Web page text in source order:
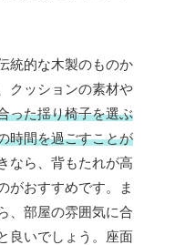
統的な木製のものか
クッションの素材や
った揺り椅子を選ぶ
時間を過ごすことが
なら、背もたれが高
がおすすめです。ま
、部屋の雰囲気に合
良いでしょう。座面